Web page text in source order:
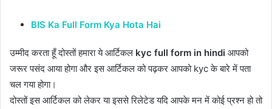
BIS Ka Full Form Kya Hota Hai
उम्मीद करता हूँ दोस्तों हमारा ये आर्टिकल kyc full form in hindi आपको
जरूर पसंद आया होगा और इस आर्टिकल को पढ़कर आपको kyc के बारे में पता
चल गया होगा।
दोस्तों इस आर्टिकल को लेकर या इससे रिलेटेड यदि आपके मन में कोई प्रश्न हो तो